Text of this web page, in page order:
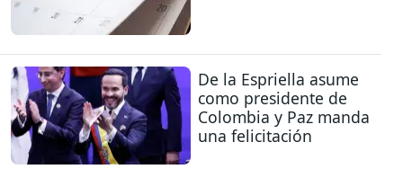
De la Espriella asume
como presidente de
Colombia y Paz manda
una felicitación